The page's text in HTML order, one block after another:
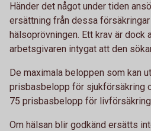
Händer det något under tiden
ersättning från dessa
hälsoprövningen. Ett krav är dock
arbetsgivaren intygat att den
De maximala beloppen som kan
prisbasbelopp för sjukförsäkring
75 prisbasbelopp för
Om hälsan blir godkänd ersätts